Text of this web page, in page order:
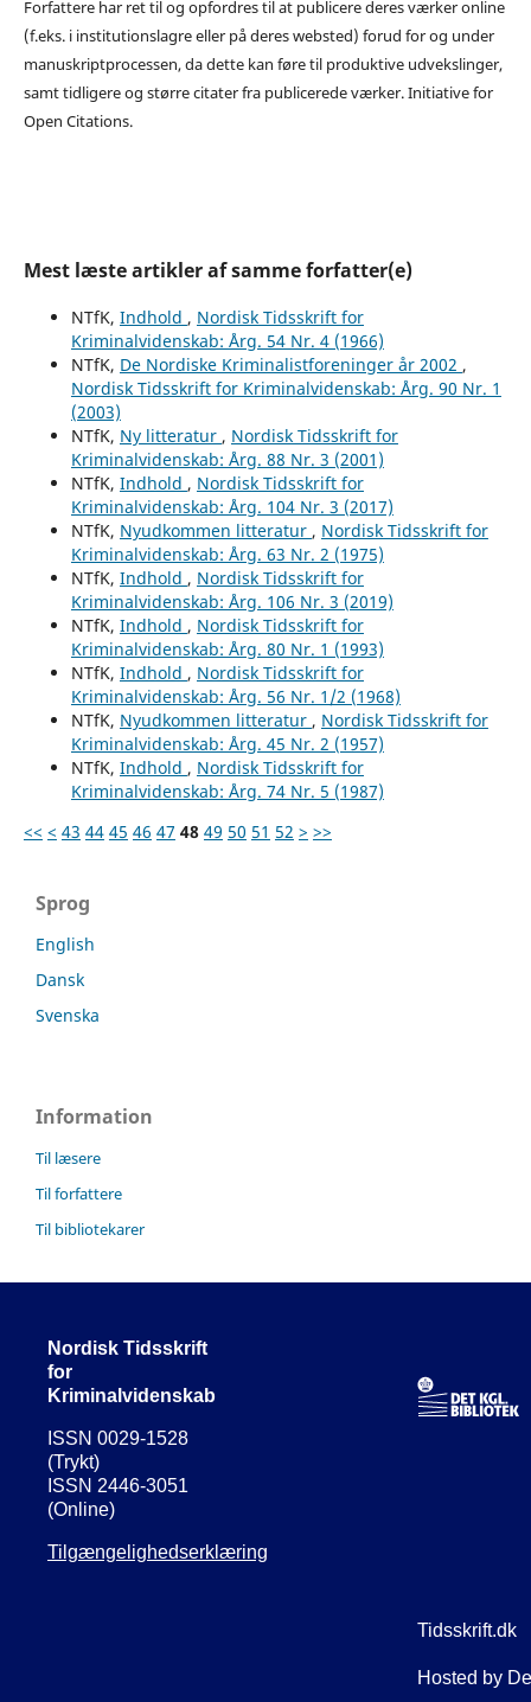
Forfattere har ret til og opfordres til at publicere deres værker online
(f.eks. i institutionslagre eller på deres websted) forud for og under
manuskriptprocessen, da dette kan føre til produktive udvekslinger,
samt tidligere og større citater fra publicerede værker. Initiative for
Open Citations.
Mest læste artikler af samme forfatter(e)
NTfK, Indhold , Nordisk Tidsskrift for
Kriminalvidenskab: Årg. 54 Nr. 4 (1966)
NTfK, De Nordiske Kriminalistforeninger år 2002 ,
Nordisk Tidsskrift for Kriminalvidenskab: Årg. 90 Nr. 1
(2003)
NTfK, Ny litteratur , Nordisk Tidsskrift for
Kriminalvidenskab: Årg. 88 Nr. 3 (2001)
NTfK, Indhold , Nordisk Tidsskrift for
Kriminalvidenskab: Årg. 104 Nr. 3 (2017)
NTfK, Nyudkommen litteratur , Nordisk Tidsskrift for
Kriminalvidenskab: Årg. 63 Nr. 2 (1975)
NTfK, Indhold , Nordisk Tidsskrift for
Kriminalvidenskab: Årg. 106 Nr. 3 (2019)
NTfK, Indhold , Nordisk Tidsskrift for
Kriminalvidenskab: Årg. 80 Nr. 1 (1993)
NTfK, Indhold , Nordisk Tidsskrift for
Kriminalvidenskab: Årg. 56 Nr. 1/2 (1968)
NTfK, Nyudkommen litteratur , Nordisk Tidsskrift for
Kriminalvidenskab: Årg. 45 Nr. 2 (1957)
NTfK, Indhold , Nordisk Tidsskrift for
Kriminalvidenskab: Årg. 74 Nr. 5 (1987)
<< < 43 44 45 46 47 48 49 50 51 52 > >>
Sprog
English
Dansk
Svenska
Information
Til læsere
Til forfattere
Til bibliotekarer
Nordisk Tidsskrift
for
Kriminalvidenskab
ISSN 0029-1528
(Trykt)
ISSN 2446-3051
(Online)
Tilgængelighedserklæring